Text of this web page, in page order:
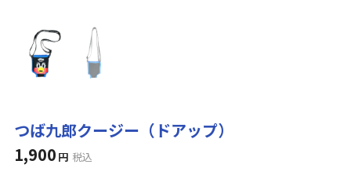
つば九郎クージー（ドアップ）
1,900 円 税込